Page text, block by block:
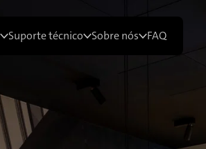
Suporte técnico Sobre nós FAQ